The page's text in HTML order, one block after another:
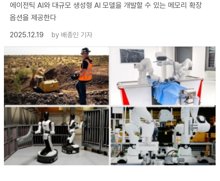
에이전틱 AI와 대규모 생성형 AI 모델을 개발할 수 있는 메모리 확장
옵션을 제공한다
2025.12.19
by 배종인 기자